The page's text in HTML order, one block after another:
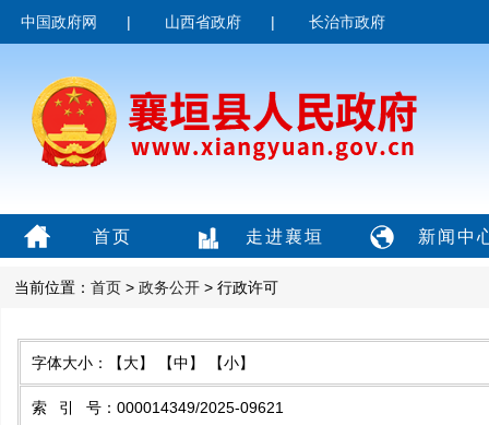
中国政府网 | 山西省政府 | 长治市政府
首页 走进襄垣 新闻中
当前位置： 首页 > 政务公开 > 行政许可
字体大小： 【大】 【中】 【小】
索引号 ： 000014349/2025-09621